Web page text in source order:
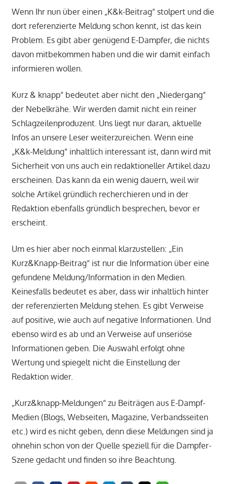
Wenn Ihr nun über einen „K&k-Beitrag“ stolpert und die
dort referenzierte Meldung schon kennt, ist das kein
Problem. Es gibt aber genügend E-Dampfer, die nichts
davon mitbekommen haben und die wir damit einfach
informieren wollen.
Kurz & knapp“ bedeutet aber nicht den „Niedergang“
der Nebelkrähe. Wir werden damit nicht ein reiner
Schlagzeilenproduzent. Uns liegt nur daran, aktuelle
Infos an unsere Leser weiterzureichen. Wenn eine
„K&k-Meldung“ inhaltlich interessant ist, dann wird mit
Sicherheit von uns auch ein redaktioneller Artikel dazu
erscheinen. Das kann da ein wenig dauern, weil wir
solche Artikel gründlich recherchieren und in der
Redaktion ebenfalls gründlich besprechen, bevor er
erscheint.
Um es hier aber noch einmal klarzustellen: „Ein
Kurz&Knapp-Beitrag“ ist nur die Information über eine
gefundene Meldung/Information in den Medien.
Keinesfalls bedeutet es aber, dass wir inhaltlich hinter
der referenzierten Meldung stehen. Es gibt Verweise
auf positive, wie auch auf negative Informationen. Und
ebenso wird es ab und an Verweise auf unseriöse
Informationen geben. Die Auswahl erfolgt ohne
Wertung und spiegelt nicht die Einstellung der
Redaktion wider.
„Kurz&knapp-Meldungen“ zu Beiträgen aus E-Dampf-
Medien (Blogs, Webseiten, Magazine, Verbandsseiten
etc.) wird es nicht geben, denn diese Meldungen sind ja
ohnehin schon von der Quelle speziell für die Dampfer-
Szene gedacht und finden so ihre Beachtung.